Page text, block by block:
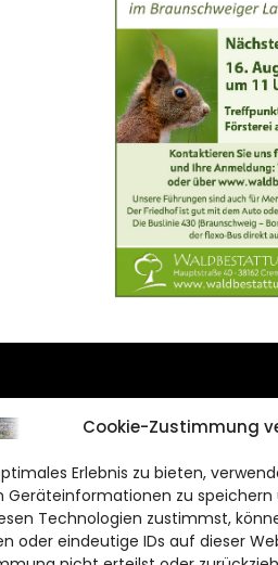
Cookie-Zustimmung
Erlebnis zu bieten,
Geräteinformationen zu
Technologien zustimmst,
oder eindeutige IDs auf dieser
DAS
FÜR
Impressum
Cookie